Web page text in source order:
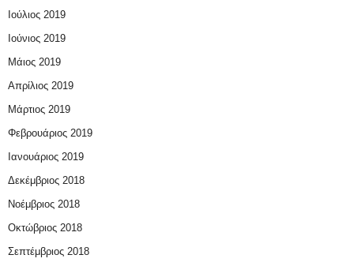
Ιούλιος 2019
Ιούνιος 2019
Μάιος 2019
Απρίλιος 2019
Μάρτιος 2019
Φεβρουάριος 2019
Ιανουάριος 2019
Δεκέμβριος 2018
Νοέμβριος 2018
Οκτώβριος 2018
Σεπτέμβριος 2018